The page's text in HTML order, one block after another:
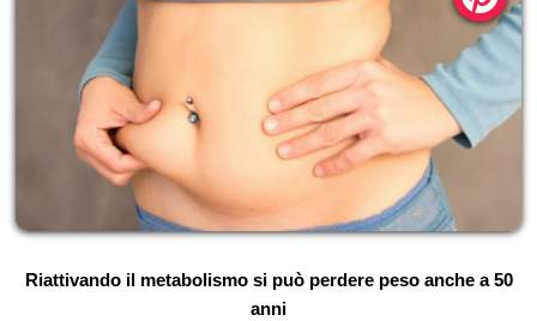
Riattivando il metabolismo si può perdere peso anche a 50
anni